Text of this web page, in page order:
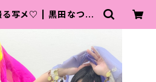
る写メ♡ | 黒田なつ♡